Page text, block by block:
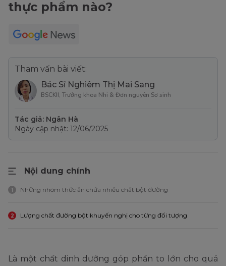
thực phẩm nào?
Tham vấn bài viết:
Bác Sĩ Nghiêm Thị Mai Sang
BSCKII, Trưởng khoa Nhi & Đơn nguyên Sơ sinh
Tác giả: Ngân Hà
Ngày cập nhật: 12/06/2025
Nội dung chính
1 Những nhóm thức ăn chứa nhiều chất bột đường
2 Lượng chất đường bột khuyến nghị cho từng đối tượng
Là một chất dinh dưỡng góp phần to lớn cho quá